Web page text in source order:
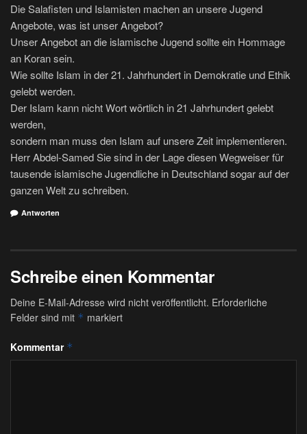
Die Salafisten und Islamisten machen an unsere Jugend
Angebote, was ist unser Angebot?
Unser Angebot an die islamische Jugend sollte ein Hommage
an Koran sein.
Wie sollte Islam in der 21. Jahrhundert in Demokratie und Ethik
gelebt werden.
Der Islam kann nicht Wort wörtlich in 21 Jahrhundert gelebt
werden,
sondern man muss den Islam auf unsere Zeit implementieren.
Herr Abdel-Samed Sie sind in der Lage diesen Wegweiser für
tausende islamische Jugendliche in Deutschland sogar auf der
ganzen Welt zu schreiben.
Antworten
Schreibe einen Kommentar
Deine E-Mail-Adresse wird nicht veröffentlicht. Erforderliche
Felder sind mit * markiert
Kommentar *